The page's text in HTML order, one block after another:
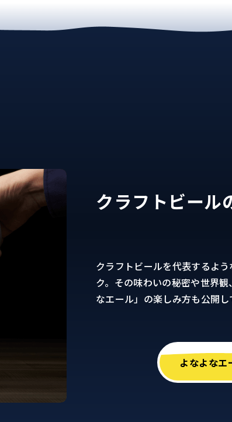
クラフトビール
クラフトビールを代表するよ
ク。その味わいの秘密や世界
なエール」の楽しみ方も公開し
よなよなエ